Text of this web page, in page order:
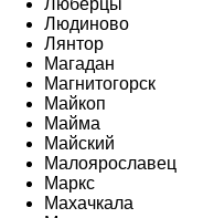
Люберцы
Людиново
Лянтор
Магадан
Магнитогорск
Майкоп
Майма
Майский
Малоярославец
Маркс
Махачкала